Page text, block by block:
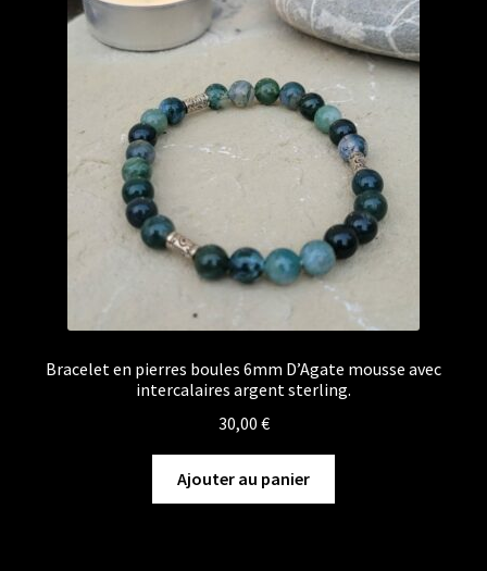
Bracelet en pierres boules 6mm D’Agate mousse avec
intercalaires argent sterling.
30,00 €
Ajouter au panier